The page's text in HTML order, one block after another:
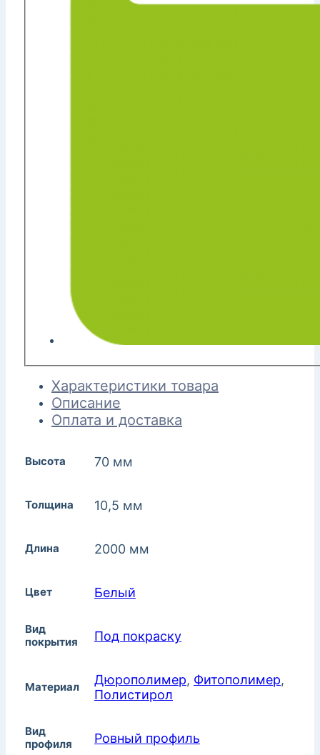
Характеристики товара
Описание
Оплата и доставка
Высота 70 мм
Толщина 10,5 мм
Длина 2000 мм
Цвет Белый
Вид
покрытия
Под покраску
Материал Дюрополимер, Фитополимер,
Полистирол
Вид
профиля
Ровный профиль